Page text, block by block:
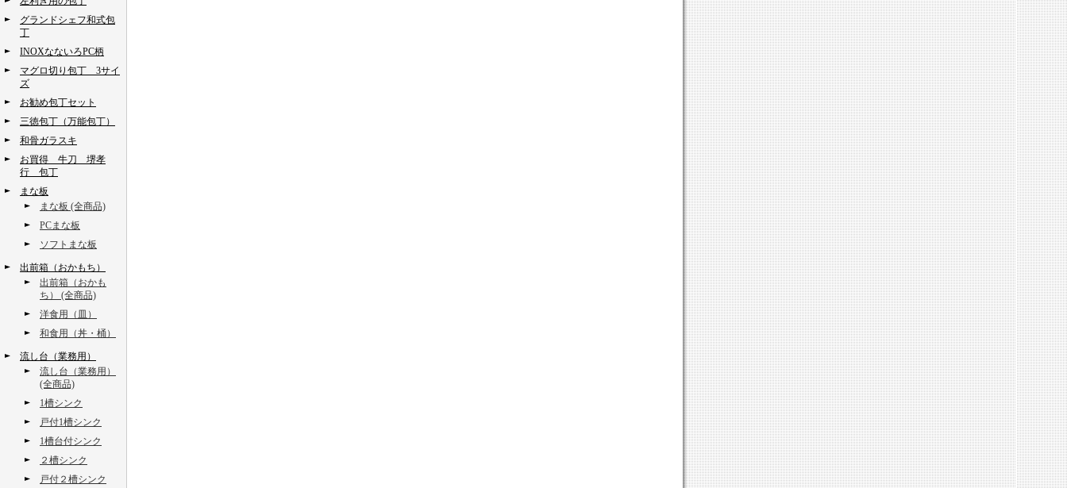
グランドシェフ和式包
丁
INOXなないろPC柄
マグロ切り包丁 3サイ
ズ
お勧め包丁セット
三徳包丁（万能包丁）
和骨ガラスキ
お買得 牛刀 堺孝
行 包丁
まな板
まな板 (全商品)
PCまな板
ソフトまな板
出前箱（おかもち）
出前箱（おかも
ち） (全商品)
洋食用（皿）
和食用（丼・桶）
流し台（業務用）
流し台（業務用）
(全商品)
1槽シンク
戸付1槽シンク
1槽台付シンク
２槽シンク
戸付２槽シンク